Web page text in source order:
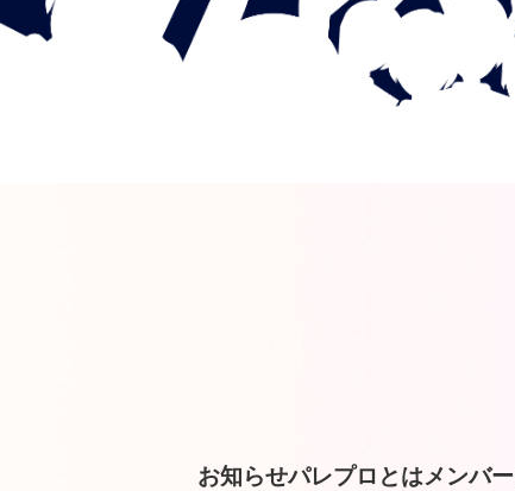
お知らせパレプロとはメンバー